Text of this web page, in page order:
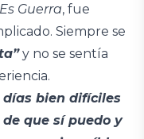
Guerra, fue
Siempre se
y no se sentía
días bien difíciles
que sí puedo y